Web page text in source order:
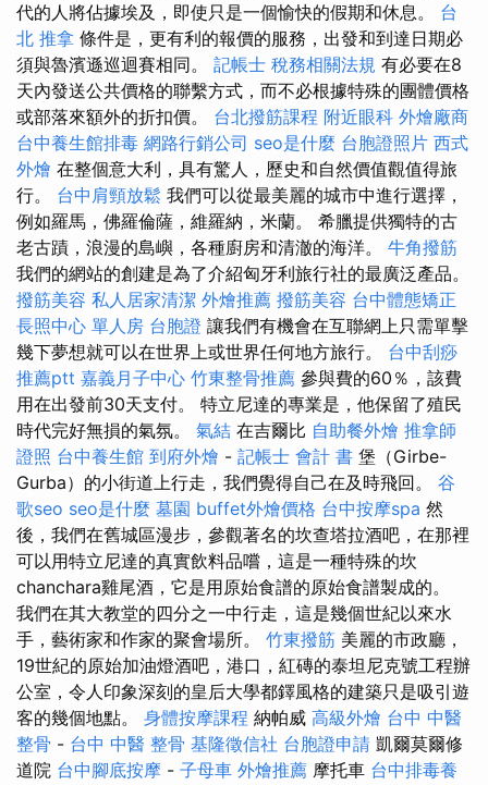
代的人將佔據埃及，即使只是一個愉快的假期和休息。 台
北 推拿 條件是，更有利的報價的服務，出發和到達日期必
須與魯濱遜巡迴賽相同。 記帳士 稅務相關法規 有必要在8
天內發送公共價格的聯繫方式，而不必根據特殊的團體價格
或部落來額外的折扣價。 台北撥筋課程 附近眼科 外燴廠商
台中養生館排毒 網路行銷公司 seo是什麼 台胞證照片 西式
外燴 在整個意大利，具有驚人，歷史和自然價值觀值得旅
行。 台中肩頸放鬆 我們可以從最美麗的城市中進行選擇，
例如羅馬，佛羅倫薩，維羅納，米蘭。 希臘提供獨特的古
老古蹟，浪漫的島嶼，各種廚房和清澈的海洋。 牛角撥筋
我們的網站的創建是為了介紹匈牙利旅行社的最廣泛產品。
撥筋美容 私人居家清潔 外燴推薦 撥筋美容 台中體態矯正
長照中心 單人房 台胞證 讓我們有機會在互聯網上只需單擊
幾下夢想就可以在世界上或世界任何地方旅行。 台中刮痧
推薦ptt 嘉義月子中心 竹東整骨推薦 參與費的60％，該費
用在出發前30天支付。 特立尼達的專業是，他保留了殖民
時代完好無損的氣氛。 氣結 在吉爾比 自助餐外燴 推拿師
證照 台中養生館 到府外燴 - 記帳士 會計 書 堡（Girbe-
Gurba）的小街道上行走，我們覺得自己在及時飛回。 谷
歌seo seo是什麼 墓園 buffet外燴價格 台中按摩spa 然
後，我們在舊城區漫步，參觀著名的坎查塔拉酒吧，在那裡
可以用特立尼達的真實飲料品嚐，這是一種特殊的坎
chanchara雞尾酒，它是用原始食譜的原始食譜製成的。
我們在其大教堂的四分之一中行走，這是幾個世紀以來水
手，藝術家和作家的聚會場所。 竹東撥筋 美麗的市政廳，
19世紀的原始加油燈酒吧，港口，紅磚的泰坦尼克號工程辦
公室，令人印象深刻的皇后大學都鐸風格的建築只是吸引遊
客的幾個地點。 身體按摩課程 納帕威 高級外燴 台中 中醫
整骨 - 台中 中醫 整骨 基隆徵信社 台胞證申請 凱爾莫爾修
道院 台中腳底按摩 - 子母車 外燴推薦 摩托車 台中排毒養